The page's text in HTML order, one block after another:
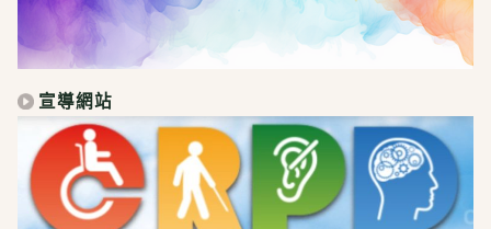
宣導網站